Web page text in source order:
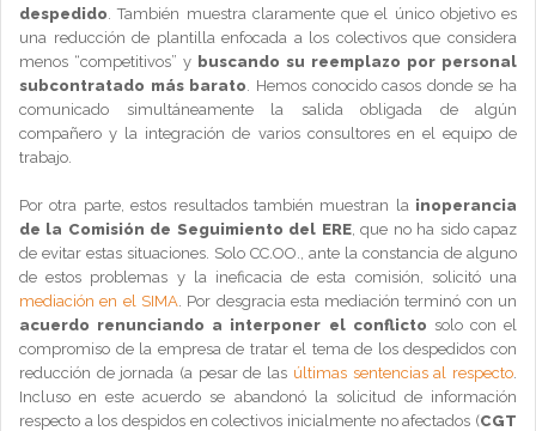
despedido. También muestra claramente que el único objetivo es
una reducción de plantilla enfocada a los colectivos que considera
menos “competitivos” y buscando su reemplazo por personal
subcontratado más barato. Hemos conocido casos donde se ha
comunicado simultáneamente la salida obligada de algún
compañero y la integración de varios consultores en el equipo de
trabajo.
Por otra parte, estos resultados también muestran la inoperancia
de la Comisión de Seguimiento del ERE, que no ha sido capaz
de evitar estas situaciones. Solo CC.OO., ante la constancia de alguno
de estos problemas y la ineficacia de esta comisión, solicitó una
mediación en el SIMA. Por desgracia esta mediación terminó con un
acuerdo renunciando a interponer el conflicto solo con el
compromiso de la empresa de tratar el tema de los despedidos con
reducción de jornada (a pesar de las últimas sentencias al respecto.
Incluso en este acuerdo se abandonó la solicitud de información
respecto a los despidos en colectivos inicialmente no afectados (CGT